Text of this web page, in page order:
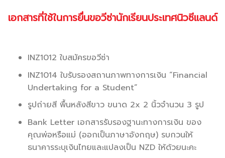
เอกสารที่ใช้ในการยื่นขอวีซ่านักเรียนประเทศนิวซีแลนด์
INZ1012 ใบสมัครขอวีซ่า
INZ1014 ใบรับรองสถานภาพทางการเงิน “Financial
Undertaking for a Student”
รูปถ่ายสี พื้นหลังสีขาว ขนาด 2x 2 นิ้วจำนวน 3 รูป
Bank Letter เอกสารรับรองฐานะทางการเงิน ของ
คุณพ่อหรือแม่ (ออกเป็นภาษาอังกฤษ) รบกวนให้
ธนาคารระบุเงินไทยและแปลงเป็น NZD ให้ด้วยนะคะ